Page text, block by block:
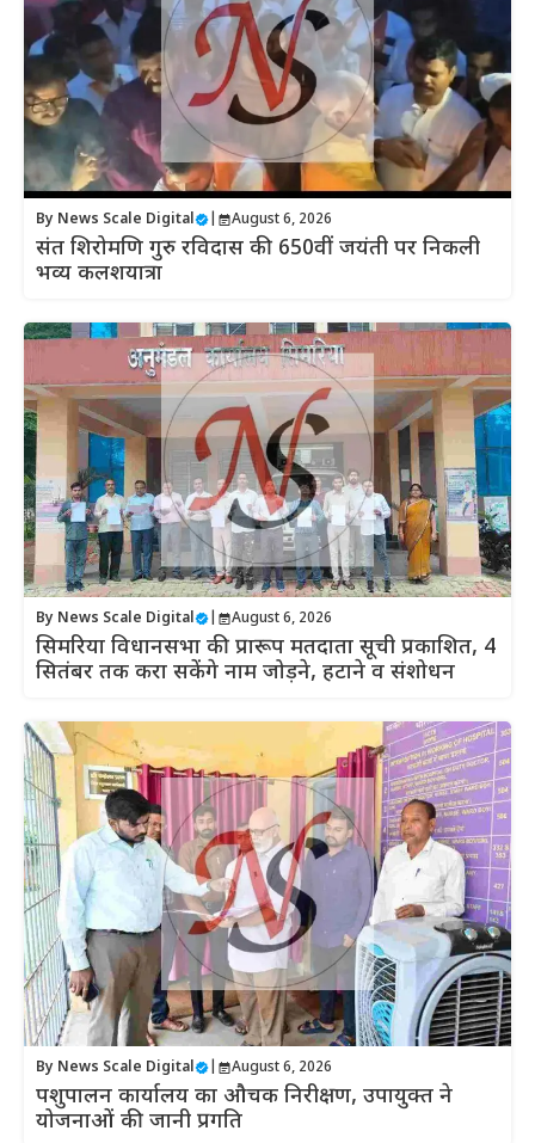
By News Scale Digital August 6, 2026
संत शिरोमणि गुरु रविदास की 650वीं जयंती पर निकली
भव्य कलशयात्रा
By News Scale Digital August 6, 2026
सिमरिया विधानसभा की प्रारूप मतदाता सूची प्रकाशित, 4
सितंबर तक करा सकेंगे नाम जोड़ने, हटाने व संशोधन
By News Scale Digital August 6, 2026
पशुपालन कार्यालय का औचक निरीक्षण, उपायुक्त ने
योजनाओं की जानी प्रगति